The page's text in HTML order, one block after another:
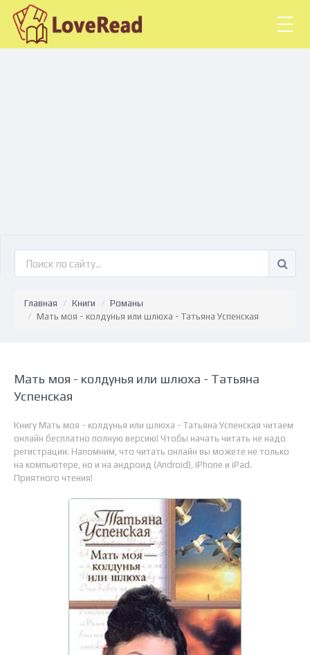
Главная Книги
Романы
Мать моя - колдунья или шлюха - Татьяна Успенская
Мать моя - колдунья или шлюха - Татьяна
Успенская
Книгу Мать моя - колдунья или шлюха - Татьяна Успенская читаем
онлайн бесплатно полную версию! Чтобы начать читать не надо
регистрации. Напомним, что читать онлайн вы можете не только
на компьютере, но и на андроид (Android), iPhone и iPad.
Приятного чтения!